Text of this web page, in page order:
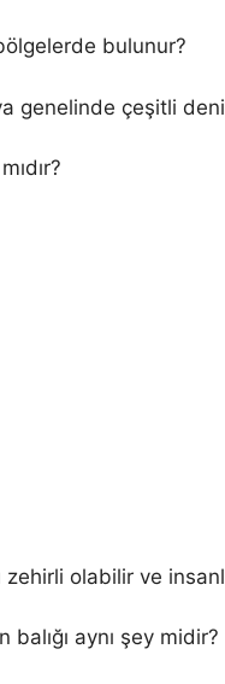
bulunur?
genelinde çeşitli
zehirli olabilir ve
balığı aynı şey midir?